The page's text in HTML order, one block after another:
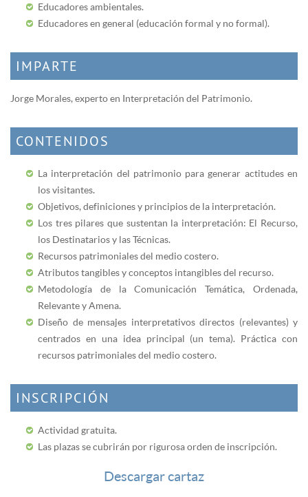
Educadores ambientales.
Educadores en general (educación formal y no formal).
IMPARTE
Jorge Morales, experto en Interpretación del Patrimonio.
CONTENIDOS
La interpretación del patrimonio para generar actitudes en
los visitantes.
Objetivos, definiciones y principios de la interpretación.
Los tres pilares que sustentan la interpretación: El Recurso,
los Destinatarios y las Técnicas.
Recursos patrimoniales del medio costero.
Atributos tangibles y conceptos intangibles del recurso.
Metodología de la Comunicación Temática, Ordenada,
Relevante y Amena.
Diseño de mensajes interpretativos directos (relevantes) y
centrados en una idea principal (un tema). Práctica con
recursos patrimoniales del medio costero.
INSCRIPCIÓN
Actividad gratuita.
Las plazas se cubrirán por rigurosa orden de inscripción.
Descargar cartaz